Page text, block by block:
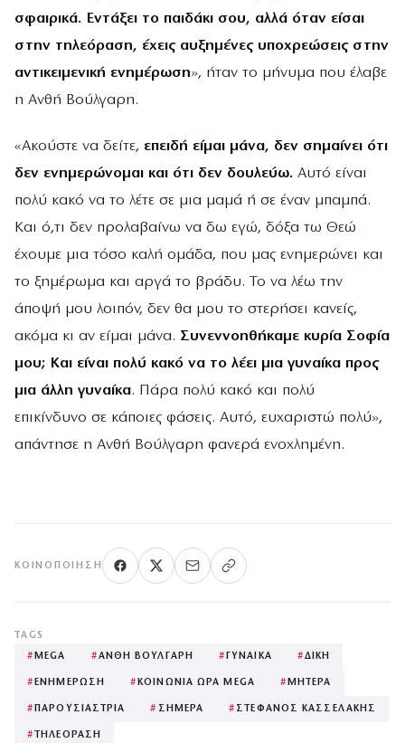
σφαιρικά. Εντάξει το παιδάκι σου, αλλά όταν είσαι
στην τηλεόραση, έχεις αυξημένες υποχρεώσεις στην
αντικειμενική ενημέρωση», ήταν το μήνυμα που έλαβε
η Ανθή Βούλγαρη.
«Ακούστε να δείτε, επειδή είμαι μάνα, δεν σημαίνει ότι
δεν ενημερώνομαι και ότι δεν δουλεύω. Αυτό είναι
πολύ κακό να το λέτε σε μια μαμά ή σε έναν μπαμπά.
Και ό,τι δεν προλαβαίνω να δω εγώ, δόξα τω Θεώ
έχουμε μια τόσο καλή ομάδα, που μας ενημερώνει και
το ξημέρωμα και αργά το βράδυ. Το να λέω την
άποψή μου λοιπόν, δεν θα μου το στερήσει κανείς,
ακόμα κι αν είμαι μάνα. Συνεννοηθήκαμε κυρία Σοφία
μου; Και είναι πολύ κακό να το λέει μια γυναίκα προς
μια άλλη γυναίκα. Πάρα πολύ κακό και πολύ
επικίνδυνο σε κάποιες φάσεις. Αυτό, ευχαριστώ πολύ»,
απάντησε η Ανθή Βούλγαρη φανερά ενοχλημένη.
ΚΟΙΝΟΠΟΊΗΣΗ
TAGS
#MEGA #ΑΝΘΗ ΒΟΥΛΓΑΡΗ #ΓΥΝΑΙΚΑ #ΔΙΚΗ
#ΕΝΗΜΕΡΩΣΗ #ΚΟΙΝΩΝΙΑ ΩΡΑ MEGA #ΜΗΤΕΡΑ
#ΠΑΡΟΥΣΙΑΣΤΡΙΑ # ΣΗΜΕΡΑ # ΣΤΕΦΑΝΟΣ ΚΑΣΣΕΛΑΚΗΣ
# ΤΗΛΕΟΡΑΣΗ